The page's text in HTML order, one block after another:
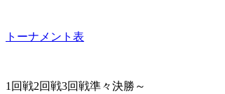
トーナメント表
1回戦2回戦3回戦準々決勝～